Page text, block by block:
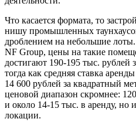
Что касается формата, то
нишу промышленных
дроблением на небольшие
NF Group, цены на такие
достигают 190-195 тыс.
тогда как средняя ставка
14 600 рублей за квадратный
ценовой диапазон скромнее:
и около 14-15 тыс. в аренду, но
локации.